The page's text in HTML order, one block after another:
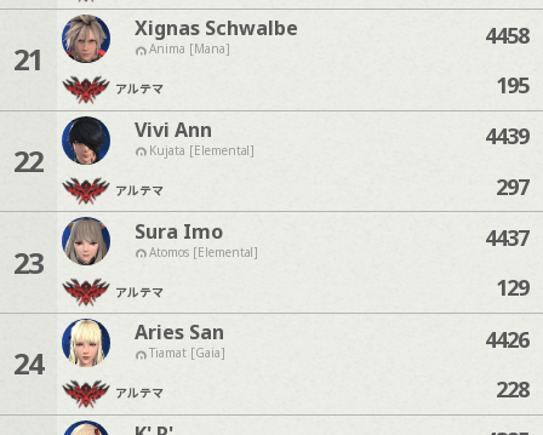
21
Xignas Schwalbe
Anima [Mana]
アルテマ
4458
195
22
Vivi Ann
Kujata [Elemental]
アルテマ
4439
297
23
Sura Imo
Atomos [Elemental]
アルテマ
4437
129
24
Aries San
Tiamat [Gaia]
アルテマ
4426
228